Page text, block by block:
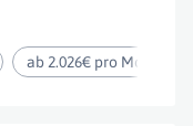
ab 2.026€ pro Monat